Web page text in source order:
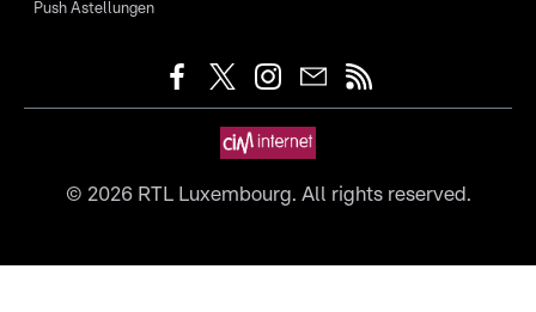
Push Astellungen
© 2026RTL Luxembourg. All rights reserved.